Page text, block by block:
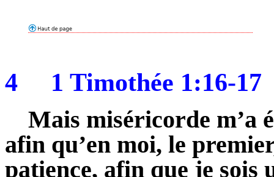
4 1 Timothée 1:16-17
Mais miséricorde m’a
afin qu’en moi, le
patience, afin que je sois